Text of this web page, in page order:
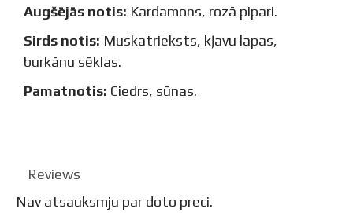
Augšējās notis: Kardamons, rozā pipari.
Sirds notis: Muskatrieksts, kļavu lapas,
burkānu sēklas.
Pamatnotis: Ciedrs, sūnas.
Reviews
Nav atsauksmju par doto preci.